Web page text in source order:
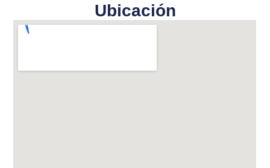
Ubicación